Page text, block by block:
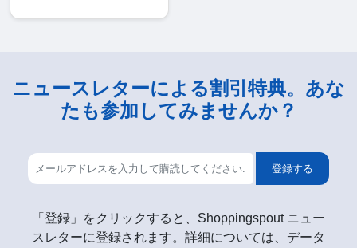
ニュースレターによる割引特典。あな
たも参加してみませんか？
登録する
「登録」をクリックすると、Shoppingspout ニュー
スレターに登録されます。詳細については、データ